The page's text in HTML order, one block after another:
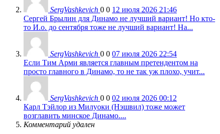
SergVashkevich 0 0 12 июля 2026 21:46
Сергей Брылин для Динамо не лучший вариант! Но кто-
то И.о. до сентября тоже не лучший вариант! На...
SergVashkevich 0 0 07 июля 2026 22:54
Если Тим Арми является главным претендентом на
просто главного в Динамо, то не так уж плохо, учит...
SergVashkevich 0 0 02 июля 2026 00:12
Карл Тэйлор из Милуоки (Нэшвил) тоже может
возглавить минское Динамо....
Комментарий удален